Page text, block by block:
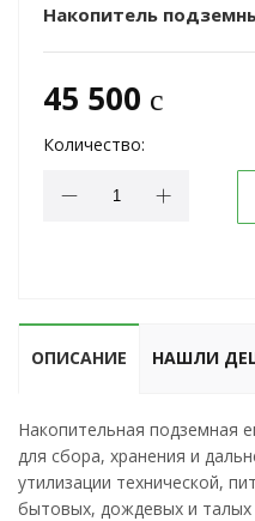
Накопитель
45 500 c
Количество:
ОПИСАНИЕ НАШЛИ
Накопительная подземная
для сбора, хранения и
утилизации технической,
бытовых, дождевых и талых